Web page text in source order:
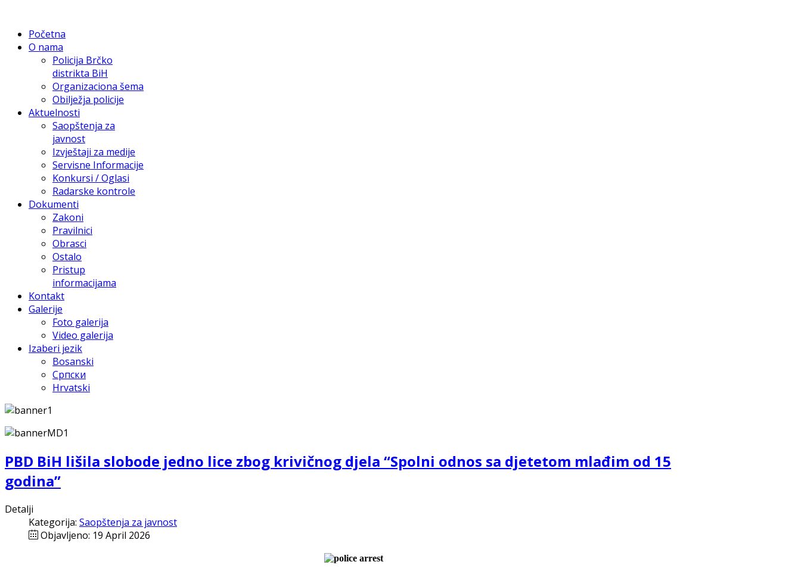
Početna
O nama
Policija Brčko
distrikta BiH
Organizaciona šema
Obilježja policije
Aktuelnosti
Saopštenja za
javnost
Izvještaji za medije
Servisne Informacije
Konkursi / Oglasi
Radarske kontrole
Dokumenti
Zakoni
Pravilnici
Obrasci
Ostalo
Pristup
informacijama
Kontakt
Galerije
Foto galerija
Video galerija
Izaberi jezik
Bosanski
Српски
Hrvatski
PBD BiH lišila slobode jedno lice zbog krivičnog djela “Spolni odnos sa djetetom mlađim od 15
godina”
Detalji
Kategorija: Saopštenja za javnost
Objavljeno: 19 April 2026